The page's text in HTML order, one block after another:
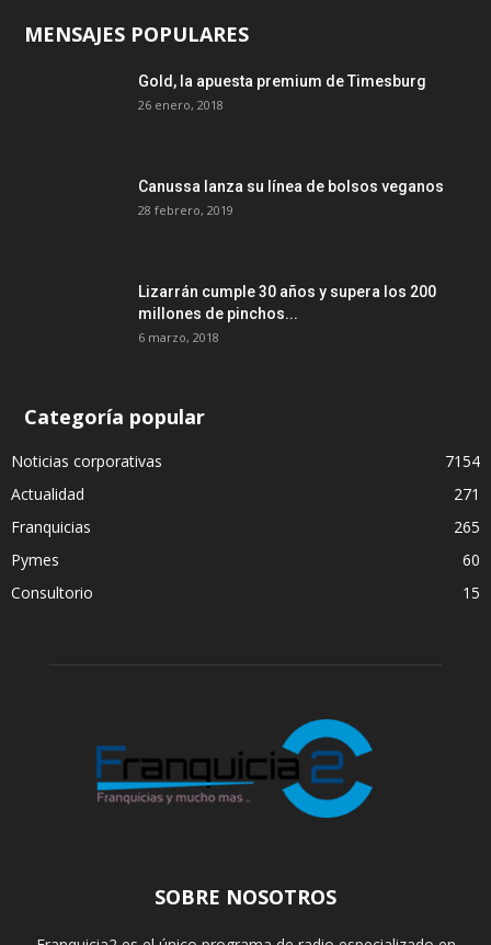
MENSAJES POPULARES
Gold, la apuesta premium de Timesburg
26 enero, 2018
Canussa lanza su línea de bolsos veganos
28 febrero, 2019
Lizarrán cumple 30 años y supera los 200
millones de pinchos...
6 marzo, 2018
Categoría popular
Noticias corporativas
7154
Actualidad
271
Franquicias
265
Pymes
60
Consultorio
15
SOBRE NOSOTROS